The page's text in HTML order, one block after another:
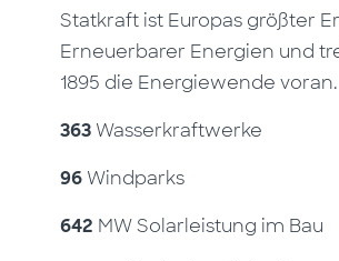
Statkraft ist Europas größter
Erneuerbarer Energien und
1895 die Energiewende voran.
363 Wasserkraftwerke
96 Windparks
642 MW Solarleistung im Bau